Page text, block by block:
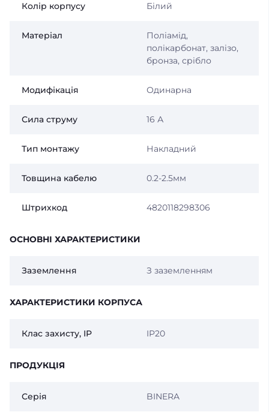
Колір корпусу Білий
Матеріал
Поліамід,
полікарбонат, залізо,
бронза, срібло
Модифікація Одинарна
Сила струму 16 А
Тип монтажу Накладний
Товщина кабелю 0.2-2.5мм
Штрихкод 4820118298306
ОСНОВНІ ХАРАКТЕРИСТИКИ
Заземлення З заземленням
ХАРАКТЕРИСТИКИ КОРПУСА
Клас захисту, IP IP20
ПРОДУКЦІЯ
Серія BINERA